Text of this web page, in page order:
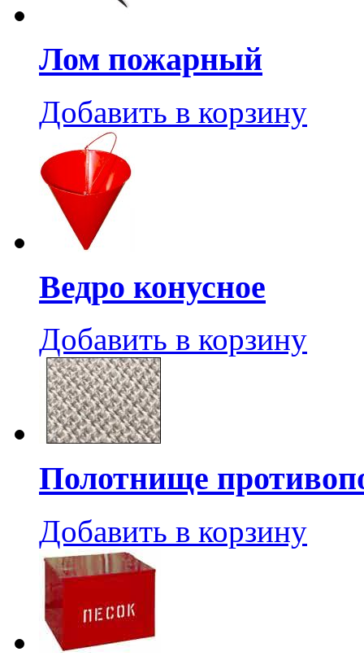
Лом пожарный
Добавить в корзину
Ведро конусное
Добавить в корзину
Полотнище
Добавить в корзину